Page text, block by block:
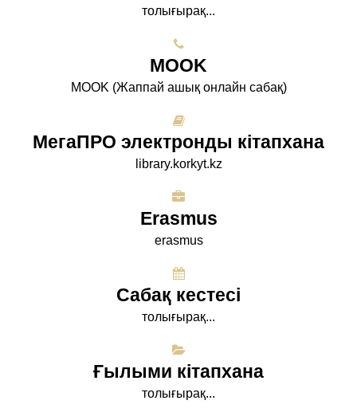
толығырақ...
МООK
МООK (Жаппай ашық онлайн сабақ)
МегаПРО электронды кітапхана
library.korkyt.kz
Erasmus
erasmus
Сабақ кестесі
толығырақ...
Ғылыми кітапхана
толығырақ...